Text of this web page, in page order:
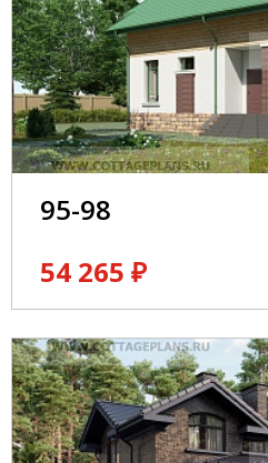
95-98
54 265 ₽